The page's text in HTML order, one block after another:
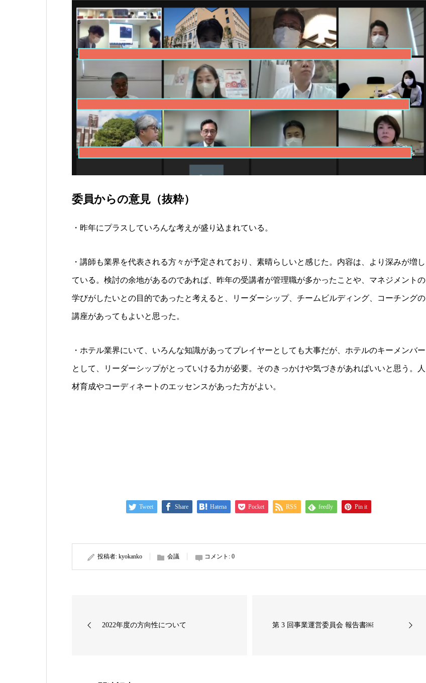
委員からの意見（抜粋）
・昨年にプラスしていろんな考えが盛り込まれている。
・講師も業界を代表される方々が予定されており、素晴らしいと感じた。内容は、より深みが増し
ている。検討の余地があるのであれば、昨年の受講者が管理職が多かったことや、マネジメントの
学びがしたいとの目的であったと考えると、リーダーシップ、チームビルディング、コーチングの
講座があってもよいと思った。
・ホテル業界にいて、いろんな知識があってプレイヤーとしても大事だが、ホテルのキーメンバー
として、リーダーシップがとっていける力が必要。そのきっかけや気づきがあればいいと思う。人
材育成やコーディネートのエッセンスがあった方がよい。
Tweet Share Hatena Pocket RSS feedly Pin it
投稿者: kyokanko 会議 コメント: 0
2022年度の方向性について 第 3 回事業運営委員会 報告書￼